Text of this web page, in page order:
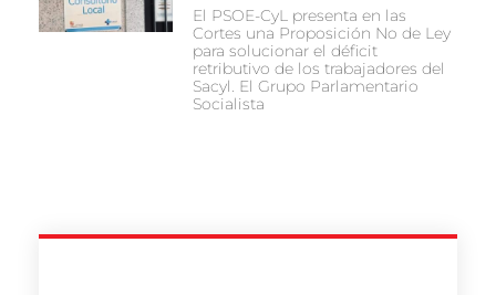
El PSOE-CyL presenta en las
Cortes una Proposición No de Ley
para solucionar el déficit
retributivo de los trabajadores del
Sacyl. El Grupo Parlamentario
Socialista